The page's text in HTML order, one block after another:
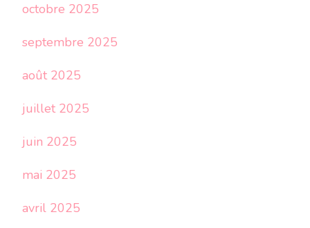
octobre 2025
septembre 2025
août 2025
juillet 2025
juin 2025
mai 2025
avril 2025